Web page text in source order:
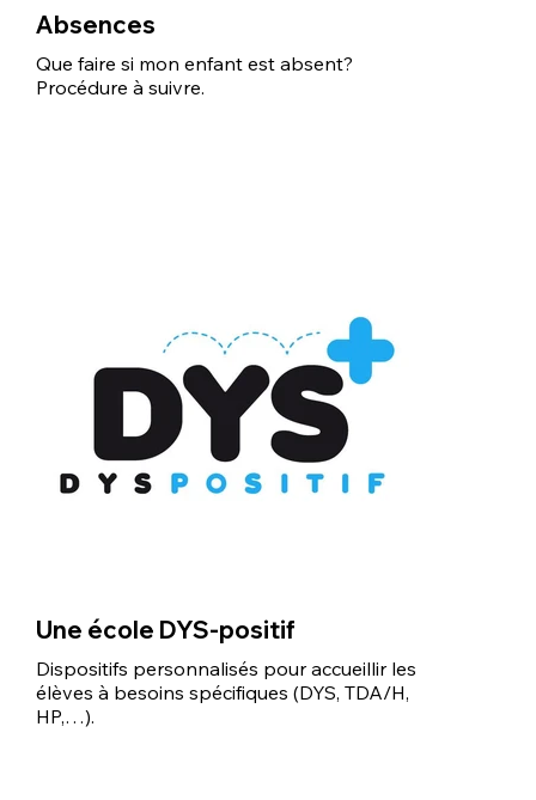
Absences
Que faire si mon enfant est absent?
Procédure à suivre.
Une école DYS-positif
Dispositifs personnalisés pour accueillir les
élèves à besoins spécifiques (DYS, TDA/H,
HP,…).